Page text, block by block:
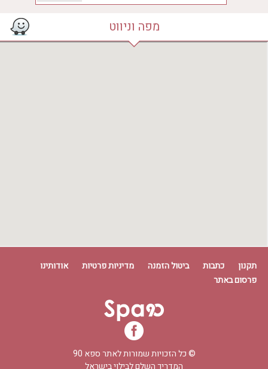
מפה וניווט
תקנון כתבות ביטול הזמנה מדיניות פרטיות
אודותינו
פרסום באתר
© כל הזכויות שמורות לאתרספא 90